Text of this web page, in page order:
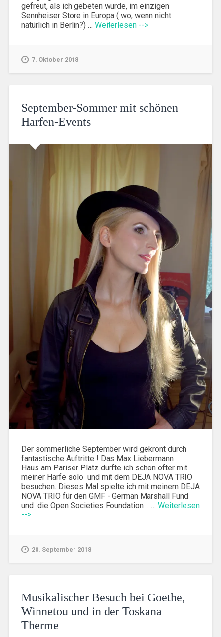
gefreut, als ich gebeten wurde, im einzigen
Sennheiser Store in Europa ( wo, wenn nicht
natürlich in Berlin?) … Weiterlesen -->
7. Oktober 2018
September-Sommer mit schönen
Harfen-Events
Der sommerliche September wird gekrönt durch
fantastische Auftritte ! Das Max Liebermann
Haus am Pariser Platz durfte ich schon öfter mit
meiner Harfe solo und mit dem DEJA NOVA TRIO
besuchen. Dieses Mal spielte ich mit meinem DEJA
NOVA TRIO für den GMF - German Marshall Fund
und die Open Societies Foundation . … Weiterlesen
-->
20. September 2018
Musikalischer Besuch bei Goethe,
Winnetou und in der Toskana
Therme